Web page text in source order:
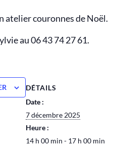
atelier couronnes de Noël.
au 06 43 74 27 61.
DÉTAILS
Date :
7 décembre 2025
Heure :
14 h 00 min - 17 h 00 min